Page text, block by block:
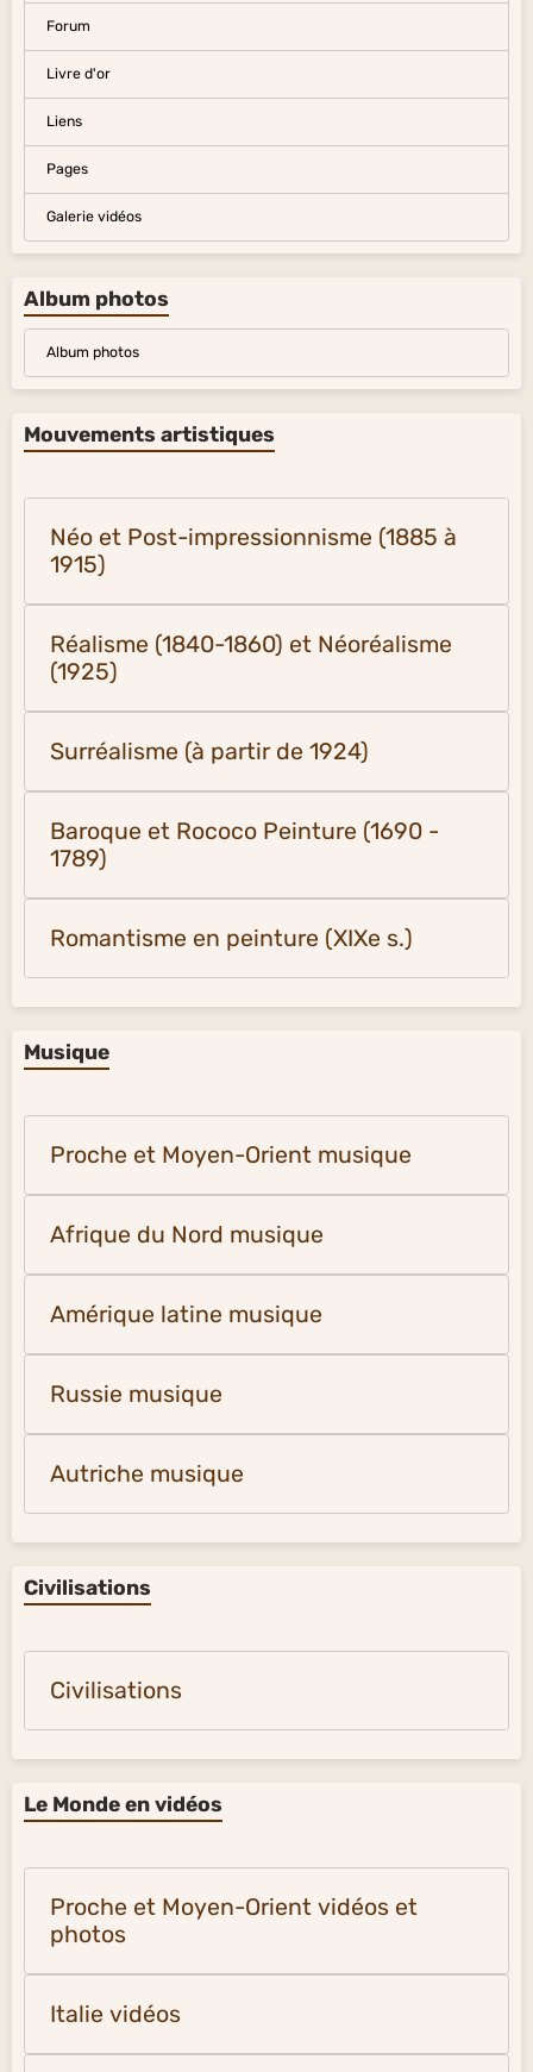
Forum
Livre d'or
Liens
Pages
Galerie vidéos
Album photos
Album photos
Mouvements artistiques
Néo et Post-impressionnisme (1885 à
1915)
Réalisme (1840-1860) et Néoréalisme
(1925)
Surréalisme (à partir de 1924)
Baroque et Rococo Peinture (1690 -
1789)
Romantisme en peinture (XIXe s.)
Musique
Proche et Moyen-Orient musique
Afrique du Nord musique
Amérique latine musique
Russie musique
Autriche musique
Civilisations
Civilisations
Le Monde en vidéos
Proche et Moyen-Orient vidéos et
photos
Italie vidéos